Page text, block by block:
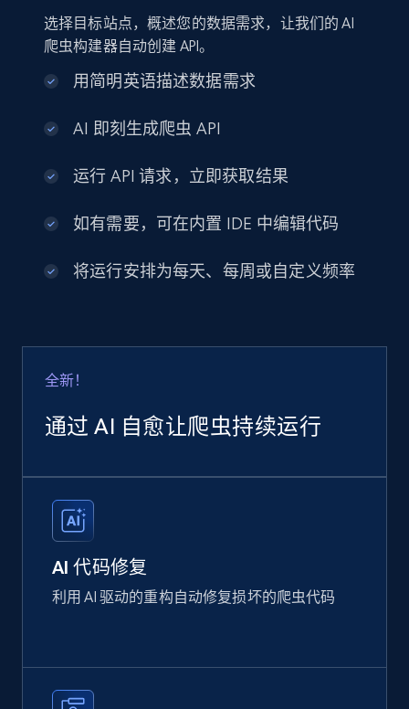
选择目标站点，概述您的数据需求，让我们的 AI
爬虫构建器自动创建 API。
用简明英语描述数据需求
AI 即刻生成爬虫 API
运行 API 请求，立即获取结果
如有需要，可在内置 IDE 中编辑代码
将运行安排为每天、每周或自定义频率
全新！
通过 AI 自愈让爬虫持续运行
AI 代码修复
利用 AI 驱动的重构自动修复损坏的爬虫代码